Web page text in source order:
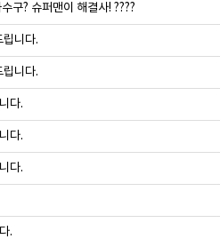
구? 슈퍼맨이 해결사! ????
립니다.
니다.
다.
다.
다.
.